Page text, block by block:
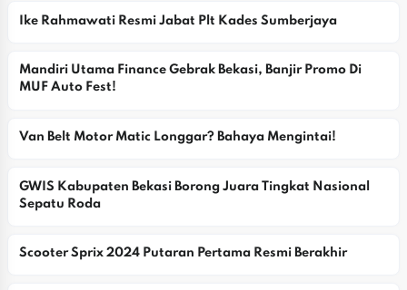
Ike Rahmawati Resmi Jabat Plt Kades Sumberjaya
Mandiri Utama Finance Gebrak Bekasi, Banjir Promo Di
MUF Auto Fest!
Van Belt Motor Matic Longgar? Bahaya Mengintai!
GWIS Kabupaten Bekasi Borong Juara Tingkat Nasional
Sepatu Roda
Scooter Sprix 2024 Putaran Pertama Resmi Berakhir